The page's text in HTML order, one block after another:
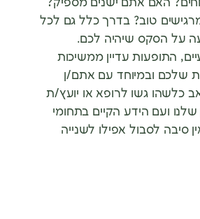
האם אתם ישנים מספיק?
טוב? בדרך כלל גם לכל
על הסקס שיהיה לכם.
התופעות עדיין ממשיכות
שלכם ובמיוחד עם אתם/ן
כלשהו גשו לרופא או יועץ/ת
שלנו ועם הידע הקיים בתחומי
סיבה לסבול אפילו לשנייה